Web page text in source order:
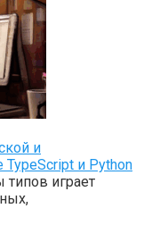
и
и Python
играет